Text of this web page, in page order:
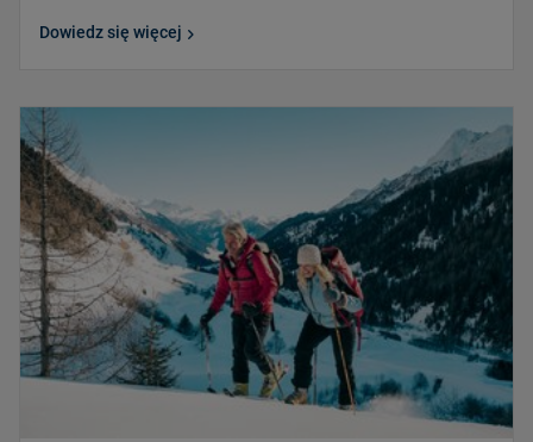
Dowiedz się więcej